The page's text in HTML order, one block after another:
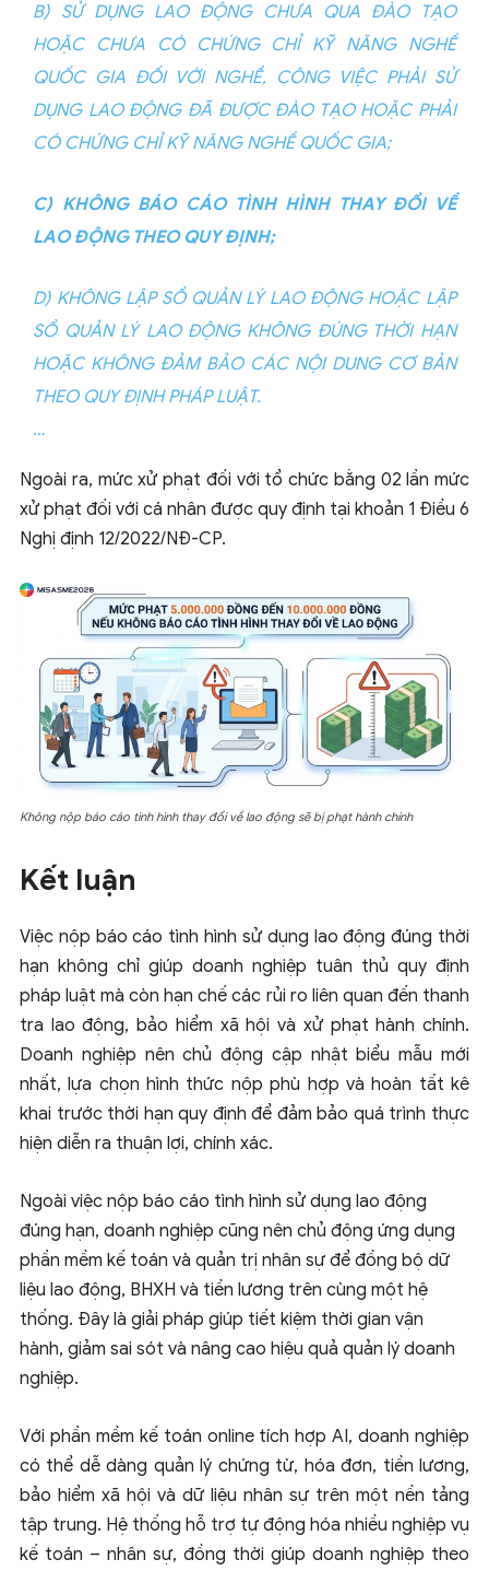
B) SỬ DỤNG LAO ĐỘNG CHƯA QUA ĐÀO TẠO
HOẶC CHƯA CÓ CHỨNG CHỈ KỸ NĂNG NGHỀ
QUỐC GIA ĐỐI VỚI NGHỀ, CÔNG VIỆC PHẢI SỬ
DỤNG LAO ĐỘNG ĐÃ ĐƯỢC ĐÀO TẠO HOẶC PHẢI
CÓ CHỨNG CHỈ KỸ NĂNG NGHỀ QUỐC GIA;
C) KHÔNG BÁO CÁO TÌNH HÌNH THAY ĐỔI VỀ
LAO ĐỘNG THEO QUY ĐỊNH;
D) KHÔNG LẬP SỔ QUẢN LÝ LAO ĐỘNG HOẶC LẬP
SỔ QUẢN LÝ LAO ĐỘNG KHÔNG ĐÚNG THỜI HẠN
HOẶC KHÔNG ĐẢM BẢO CÁC NỘI DUNG CƠ BẢN
THEO QUY ĐỊNH PHÁP LUẬT.
…
Ngoài ra, mức xử phạt đối với tổ chức bằng 02 lần mức
xử phạt đối với cá nhân được quy định tại khoản 1 Điều 6
Nghị định 12/2022/NĐ-CP.
Không nộp báo cáo tình hình thay đổi về lao động sẽ bị phạt hành chính
Kết luận
Việc nộp báo cáo tình hình sử dụng lao động đúng thời
hạn không chỉ giúp doanh nghiệp tuân thủ quy định
pháp luật mà còn hạn chế các rủi ro liên quan đến thanh
tra lao động, bảo hiểm xã hội và xử phạt hành chính.
Doanh nghiệp nên chủ động cập nhật biểu mẫu mới
nhất, lựa chọn hình thức nộp phù hợp và hoàn tất kê
khai trước thời hạn quy định để đảm bảo quá trình thực
hiện diễn ra thuận lợi, chính xác.
Ngoài việc nộp báo cáo tình hình sử dụng lao động
đúng hạn, doanh nghiệp cũng nên chủ động ứng dụng
phần mềm kế toán và quản trị nhân sự để đồng bộ dữ
liệu lao động, BHXH và tiền lương trên cùng một hệ
thống. Đây là giải pháp giúp tiết kiệm thời gian vận
hành, giảm sai sót và nâng cao hiệu quả quản lý doanh
nghiệp.
Với phần mềm kế toán online tích hợp AI, doanh nghiệp
có thể dễ dàng quản lý chứng từ, hóa đơn, tiền lương,
bảo hiểm xã hội và dữ liệu nhân sự trên một nền tảng
tập trung. Hệ thống hỗ trợ tự động hóa nhiều nghiệp vụ
kế toán – nhân sự, đồng thời giúp doanh nghiệp theo